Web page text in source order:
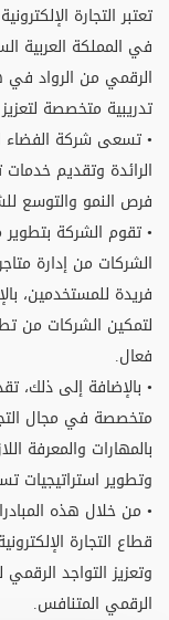
تعتبر التجارة
في المملكة العربية
الرقمي من الرواد في
تدريبية متخصصة
• تسعى شركة الفضاء
الرائدة وتقديم خدمات
فرص النمو والتوسع
• تقوم الشركة بتطوير
الشركات من إدارة
فريدة للمستخدمين،
لتمكين الشركات من
فعال.
• بالإضافة إلى ذلك،
متخصصة في مجال
بالمهارات والمعرفة
وتطوير استراتيجيات
• من خلال هذه
قطاع التجارة
وتعزيز التواجد
الرقمي المتنافس.